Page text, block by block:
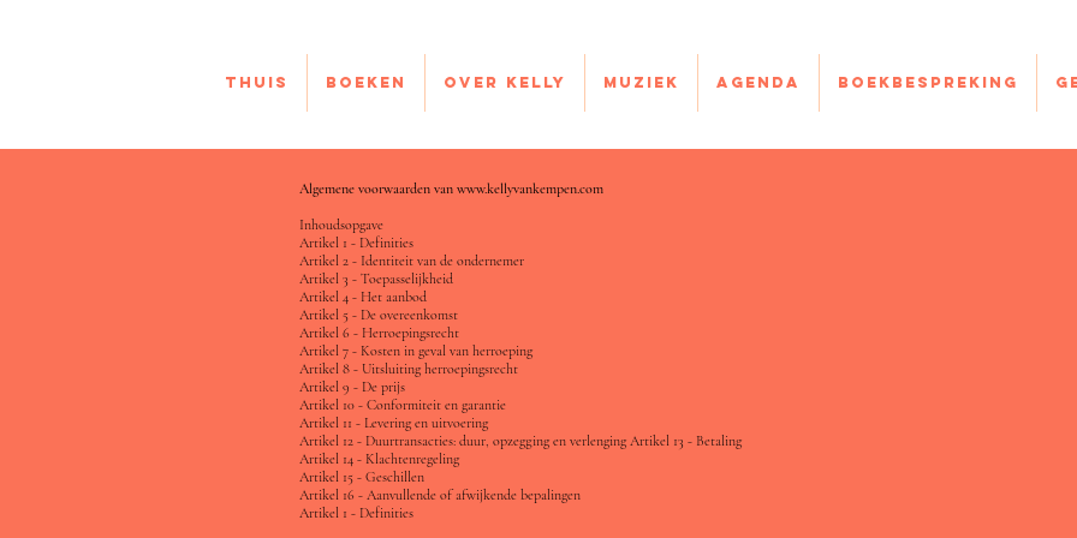
Thuis Boeken Over Kelly Muziek Agenda Boekbespreking
Algemene voorwaarden van www.kellyvankempen.com
Inhoudsopgave
Artikel 1 - Definities
Artikel 2 - Identiteit van de ondernemer
Artikel 3 - Toepasselijkheid
Artikel 4 - Het aanbod
Artikel 5 - De overeenkomst
Artikel 6 - Herroepingsrecht
Artikel 7 - Kosten in geval van herroeping
Artikel 8 - Uitsluiting herroepingsrecht
Artikel 9 - De prijs
Artikel 10 - Conformiteit en garantie
Artikel 11 - Levering en uitvoering
Artikel 12 - Duurtransacties: duur, opzegging en verlenging Artikel 13 - Betaling
Artikel 14 - Klachtenregeling
Artikel 15 - Geschillen
Artikel 16 - Aanvullende of afwijkende bepalingen
Artikel 1 - Definities